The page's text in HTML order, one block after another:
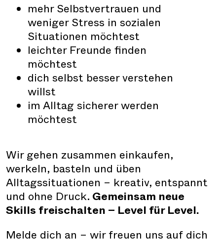
mehr Selbstvertrauen und
weniger Stress in sozialen
Situationen möchtest
leichter Freunde finden
möchtest
dich selbst besser verstehen
willst
im Alltag sicherer werden
möchtest
Wir gehen zusammen einkaufen,
werkeln, basteln und üben
Alltagssituationen – kreativ, entspannt
und ohne Druck. Gemeinsam neue
Skills freischalten – Level für Level.
Melde dich an – wir freuen uns auf dich